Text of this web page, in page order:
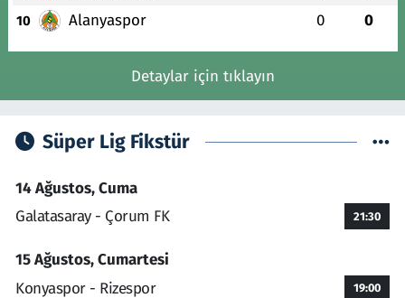
10 Alanyaspor 0 0
Detaylar için tıklayın
Süper Lig Fikstür
14 Ağustos, Cuma
Galatasaray - Çorum FK
21:30
15 Ağustos, Cumartesi
Konyaspor - Rizespor
19:00